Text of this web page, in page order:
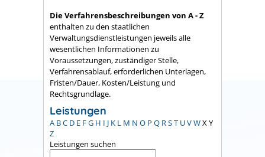
Die Verfahrensbeschreibungen von A - Z
enthalten zu den staatlichen
Verwaltungsdienstleistungen jeweils alle
wesentlichen Informationen zu
Voraussetzungen, zuständiger Stelle,
Verfahrensablauf, erforderlichen Unterlagen,
Fristen/Dauer, Kosten/Leistung und
Rechtsgrundlage.
Leistungen
A BC D E FG H I J K L M N O P Q RST UVWXY
Z
Leistungen suchen